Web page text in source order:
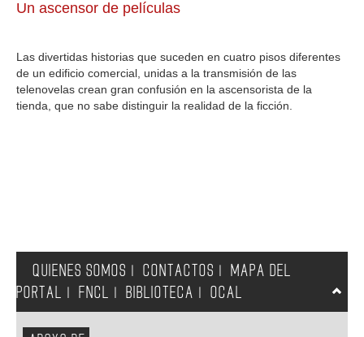
AUDIOVISUAL INDIGENA Y COMUNITARIO
Un ascensor de películas
Las divertidas historias que suceden en cuatro pisos diferentes
de un edificio comercial, unidas a la transmisión de las
telenovelas crean gran confusión en la ascensorista de la
tienda, que no sabe distinguir la realidad de la ficción.
QUIENES SOMOS CONTACTOS
MAPA DEL
PORTAL
FNCL BIBLIOTECA OCAL